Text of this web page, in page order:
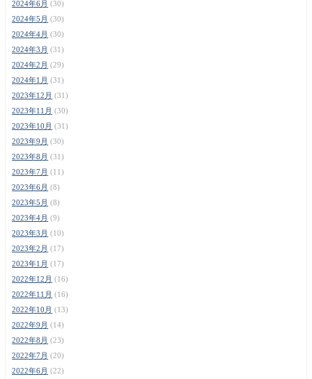
2024年6月 (30)
2024年5月 (30)
2024年4月 (30)
2024年3月 (31)
2024年2月 (29)
2024年1月 (31)
2023年12月 (31)
2023年11月 (30)
2023年10月 (31)
2023年9月 (30)
2023年8月 (31)
2023年7月 (11)
2023年6月 (8)
2023年5月 (8)
2023年4月 (9)
2023年3月 (10)
2023年2月 (17)
2023年1月 (17)
2022年12月 (16)
2022年11月 (16)
2022年10月 (13)
2022年9月 (14)
2022年8月 (23)
2022年7月 (20)
2022年6月 (22)